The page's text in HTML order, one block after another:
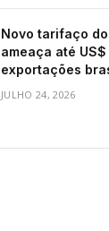
Novo tarifaço
ameaça até US$
exportações
JULHO 24, 2026